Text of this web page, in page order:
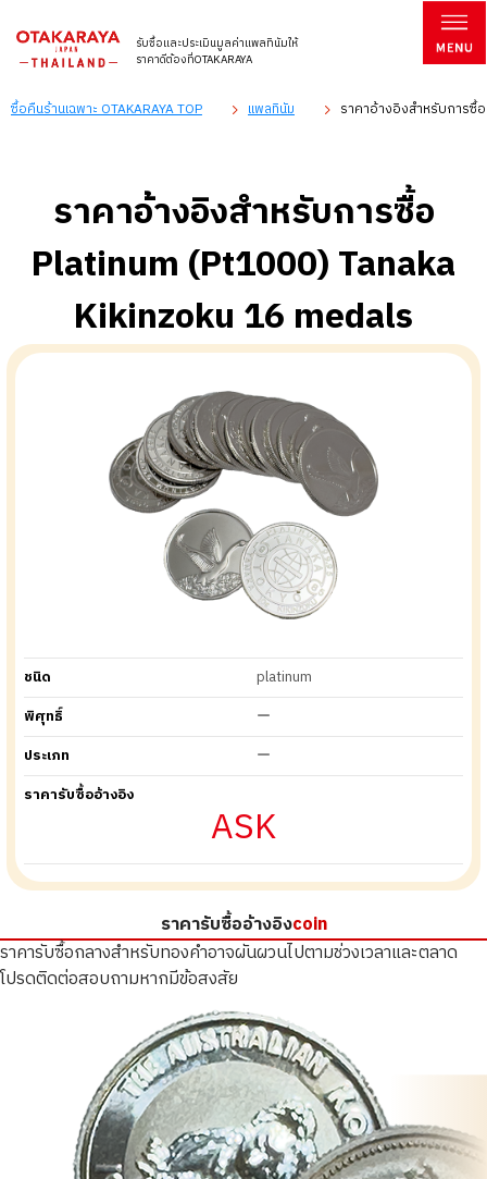
รับซื้อและประเมินมูลค่าแพลทินัมให้
ราคาดีต้องที่OTAKARAYA
ซื้อคืนร้านเฉพาะ OTAKARAYA TOP แพลทินัม ราคาอ้างอิงสำหรับการซื้
ราคาอ้างอิงสำหรับการซื้อ
Platinum (Pt1000) Tanaka
Kikinzoku 16 medals
ชนิด
platinum
พิศุทธิ์
ー
ประเภท
ー
ราคารับซื้ออ้างอิง
ASK
ราคารับซื้ออ้างอิงcoin
ราคารับซื้อกลางสำหรับทองคำอาจผันผวนไปตามช่วงเวลาและตลาด
โปรดติดต่อสอบถามหากมีข้อสงสัย